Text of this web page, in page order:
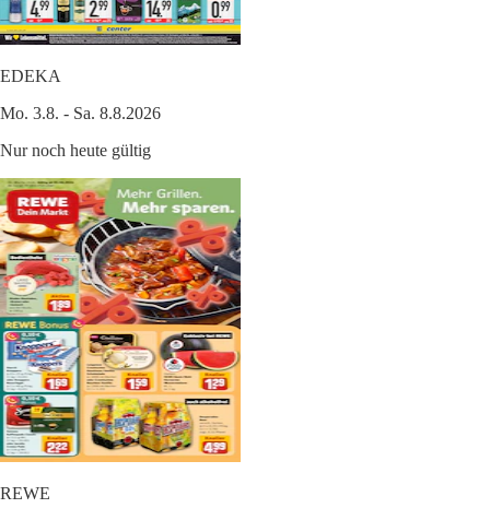
EDEKA
Mo. 3.8. - Sa. 8.8.2026
Nur noch heute gültig
REWE